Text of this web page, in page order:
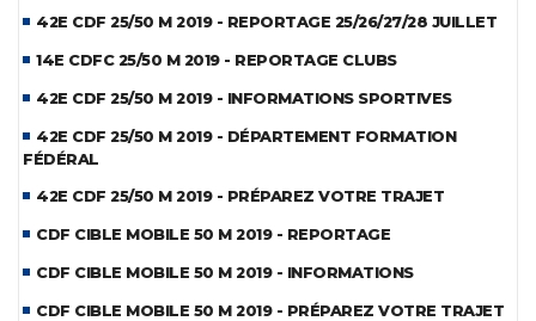
42E CDF 25/50 M 2019 - REPORTAGE 25/26/27/28 JUILLET
14E CDFC 25/50 M 2019 - REPORTAGE CLUBS
42E CDF 25/50 M 2019 - INFORMATIONS SPORTIVES
42E CDF 25/50 M 2019 - DÉPARTEMENT FORMATION
FÉDÉRAL
42E CDF 25/50 M 2019 - PRÉPAREZ VOTRE TRAJET
CDF CIBLE MOBILE 50 M 2019 - REPORTAGE
CDF CIBLE MOBILE 50 M 2019 - INFORMATIONS
CDF CIBLE MOBILE 50 M 2019 - PRÉPAREZ VOTRE TRAJET